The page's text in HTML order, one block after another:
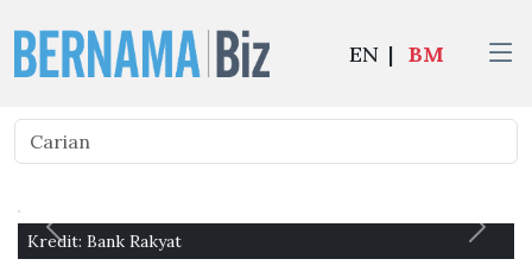
EN | BM
Kredit: Bank Rakyat